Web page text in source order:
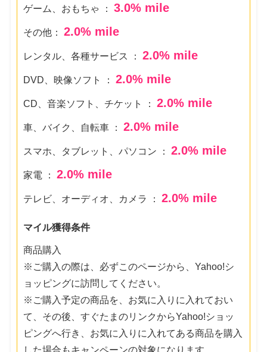
ゲーム、おもちゃ ：3.0% mile
その他：2.0% mile
レンタル、各種サービス ：2.0% mile
DVD、映像ソフト ：2.0% mile
CD、音楽ソフト、チケット ：2.0% mile
車、バイク、自転車 ：2.0% mile
スマホ、タブレット、パソコン ：2.0% mile
家電 ：2.0% mile
テレビ、オーディオ、カメラ ：2.0% mile
マイル獲得条件
商品購入
※ご購入の際は、必ずこのページから、Yahoo!シ
ョッピングに訪問してください。
※ご購入予定の商品を、お気に入りに入れておい
て、その後、すぐたまのリンクからYahoo!ショッ
ピングへ行き、お気に入りに入れてある商品を購入
した場合もキャンペーンの対象になります。